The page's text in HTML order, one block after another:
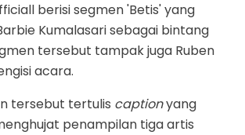
berisi segmen 'Betis' yang
Kumalasari sebagai bintang
tersebut tampak juga Ruben
acara.
tersebut tertulis captionyang
penampilan tiga artis